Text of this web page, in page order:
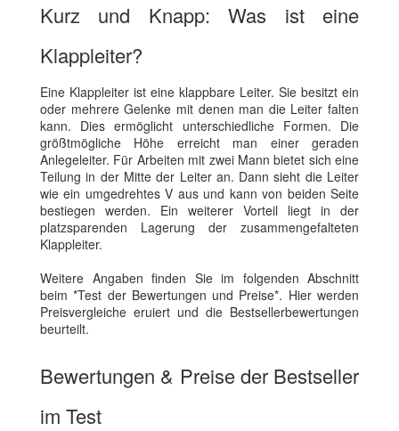
Kurz und Knapp: Was ist eine
Klappleiter?
Eine Klappleiter ist eine klappbare Leiter. Sie besitzt ein
oder mehrere Gelenke mit denen man die Leiter falten
kann. Dies ermöglicht unterschiedliche Formen. Die
größtmögliche Höhe erreicht man einer geraden
Anlegeleiter. Für Arbeiten mit zwei Mann bietet sich eine
Teilung in der Mitte der Leiter an. Dann sieht die Leiter
wie ein umgedrehtes V aus und kann von beiden Seite
bestiegen werden. Ein weiterer Vorteil liegt in der
platzsparenden Lagerung der zusammengefalteten
Klappleiter.
Weitere Angaben finden Sie im folgenden Abschnitt
beim *Test der Bewertungen und Preise*. Hier werden
Preisvergleiche eruiert und die Bestsellerbewertungen
beurteilt.
Bewertungen & Preise der Bestseller
im Test